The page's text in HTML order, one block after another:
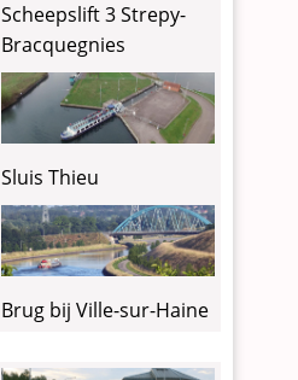
Scheepslift 3 Strepy-
Bracquegnies
Sluis Thieu
Brug bij Ville-sur-Haine